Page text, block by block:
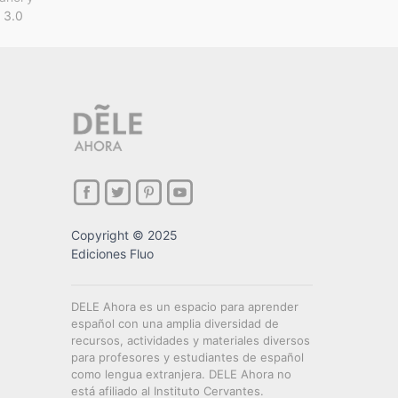
3.0
Copyright © 2025
Ediciones Fluo
DELE Ahora es un espacio para aprender
español con una amplia diversidad de
recursos, actividades y materiales diversos
para profesores y estudiantes de español
como lengua extranjera. DELE Ahora no
está afiliado al Instituto Cervantes.